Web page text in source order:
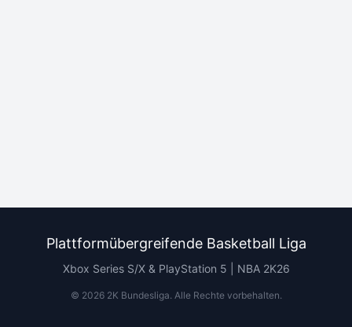
Plattformübergreifende Basketball Liga
Xbox Series S/X & PlayStation 5 | NBA 2K26
© 20262K Bundesliga. Alle Rechte vorbehalten.